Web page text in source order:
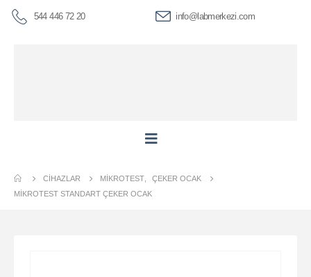
544 446 72 20 info@labmerkezi.com
CIHAZLAR MIKROTEST
ÇEKER OCAK
MIKROTEST STANDART ÇEKER OCAK